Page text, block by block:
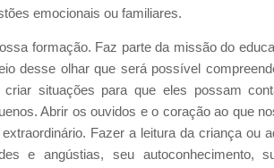
emocionais ou familiares.
formação. Faz parte da missão do
desse olhar que será possível
situações para que eles possam
Abrir os ouvidos e o coração ao que
Fazer a leitura da criança ou
e angústias, seu autoconhecimento,